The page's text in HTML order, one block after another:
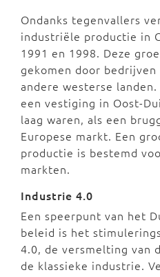
Ondanks tegenvallers
industriële productie in
1991 en 1998. Deze
gekomen door
andere westerse
een vestiging in Oost-
laag waren, als een
Europese markt. Een
productie is bestemd
markten.
Industrie 4.0
Een speerpunt van het
beleid is het
4.0, de versmelting van
de klassieke industrie.